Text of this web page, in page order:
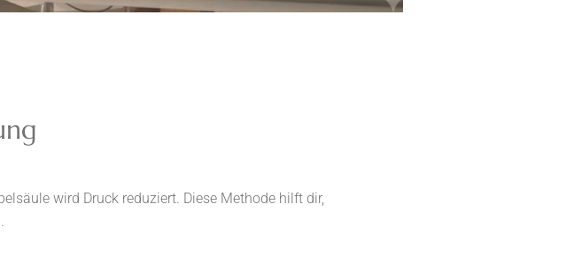
wird Druck reduziert. Diese Methode hilft dir,